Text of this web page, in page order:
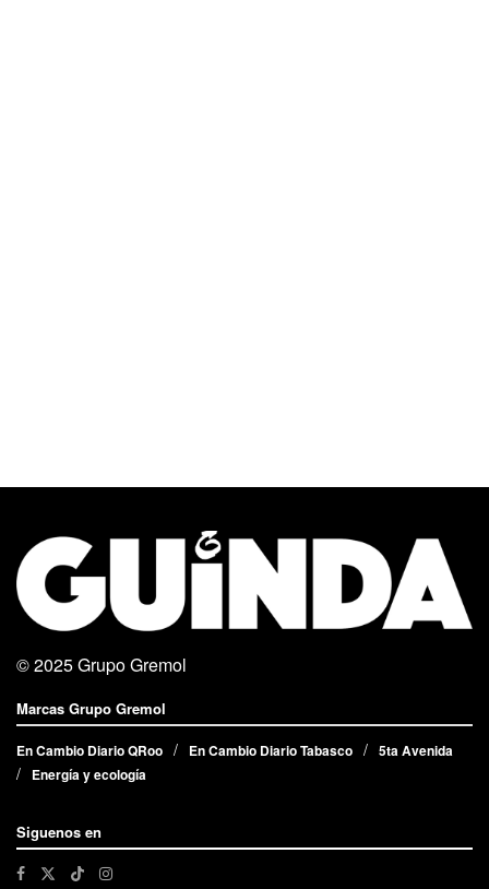
© 2025Grupo Gremol
Marcas Grupo Gremol
En Cambio Diario QRoo En Cambio Diario Tabasco
5ta Avenida
Energía y ecología
Siguenos en